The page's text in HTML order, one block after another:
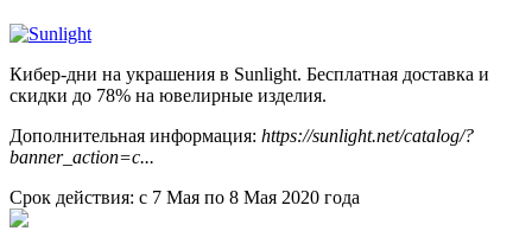
Кибер-дни на украшения в Sunlight. Бесплатная доставка и
скидки до 78% на ювелирные изделия.
Дополнительная информация: https://sunlight.net/catalog/?
banner_action=c...
Срок действия: с 7 Мая по 8 Мая 2020 года